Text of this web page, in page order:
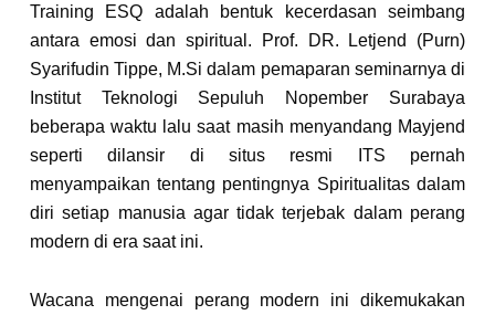
Training ESQ adalah bentuk kecerdasan seimbang
antara emosi dan spiritual. Prof. DR. Letjend (Purn)
Syarifudin Tippe, M.Si dalam pemaparan seminarnya di
Institut Teknologi Sepuluh Nopember Surabaya
beberapa waktu lalu saat masih menyandang Mayjend
seperti dilansir di situs resmi ITS pernah
menyampaikan tentang pentingnya Spiritualitas dalam
diri setiap manusia agar tidak terjebak dalam perang
modern di era saat ini.
Wacana mengenai perang modern ini dikemukakan